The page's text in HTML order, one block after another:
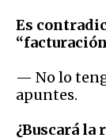
Es
— No lo
apuntes.
¿Buscará